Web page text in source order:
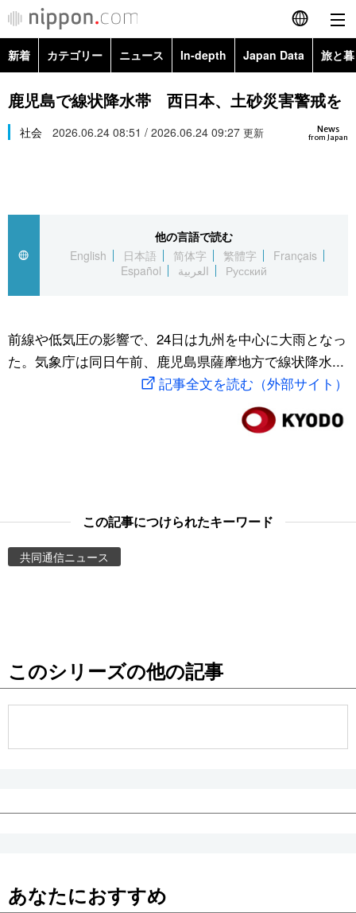
English
简体字
繁體字
العربية
社会
スポーツ・東京2020
旅と暮らし
Images
新着 カテゴリー ニュース In-depth Japan Data 旅と
政治・外交
経済・ビジネス
社会
文化
科学・技術
暮らし
Topics
Images
お知らせ
鹿児島で線状降水帯 西日本、土砂災害警戒を
News
from Japan
社会 2026.06.24 08:51 / 2026.06.24 09:27 更新
他の言語で読む
English
日本語 简体字 繁體字
Français
Español
العربية Русский
前線や低気圧の影響で、24日は九州を中心に大雨となっ
た。気象庁は同日午前、鹿児島県薩摩地方で線状降水...
記事全文を読む（外部サイト）
この記事につけられたキーワード
共同通信ニュース
このシリーズの他の記事
あなたにおすすめ